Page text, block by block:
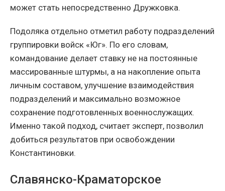
может стать непосредственно Дружковка.
Подоляка отдельно отметил работу подразделений
группировки войск «Юг». По его словам,
командование делает ставку не на постоянные
массированные штурмы, а на накопление опыта
личным составом, улучшение взаимодействия
подразделений и максимально возможное
сохранение подготовленных военнослужащих.
Именно такой подход, считает эксперт, позволил
добиться результатов при освобождении
Константиновки.
Славянско-Краматорское